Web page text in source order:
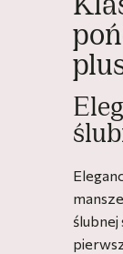
ślubnej